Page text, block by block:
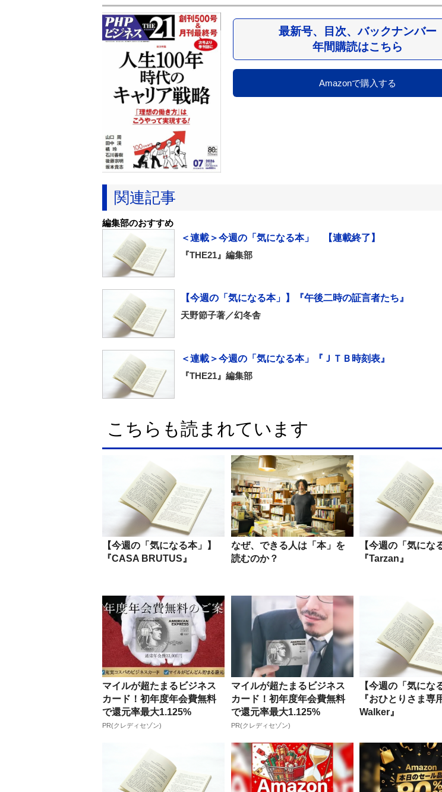
最新号、目次、バックナンバー
年間購読はこちら
Amazonで購入する
関連記事
編集部のおすすめ
＜連載＞今週の「気になる本」 【連載終了】
『THE21』編集部
【今週の「気になる本」】『午後二時の証言者たち』
天野節子著／幻冬舎
＜連載＞今週の「気になる本」『ＪＴＢ時刻表』
『THE21』編集部
こちらも読まれています
【今週の「気になる本」】
『CASA BRUTUS』
なぜ、できる人は「本」を
読むのか？
【今週の「気にな
『Tarzan』
マイルが超たまるビジネス
カード！初年度年会費無料
で還元率最大1.125%
PR(クレディセゾン)
マイルが超たまるビジネス
カード！初年度年会費無料
で還元率最大1.125%
PR(クレディセゾン)
【今週の「気にな
『おひとりさま専
Walker』